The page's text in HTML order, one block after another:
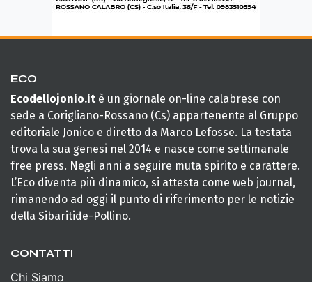
ECO
Ecodellojonio.it è un giornale on-line calabrese con
sede a Corigliano-Rossano (Cs) appartenente al Gruppo
editoriale Jonico e diretto da Marco Lefosse. La testata
trova la sua genesi nel 2014 e nasce come settimanale
free press. Negli anni a seguire muta spirito e carattere.
L’Eco diventa più dinamico, si attesta come web journal,
rimanendo ad oggi il punto di riferimento per le notizie
della Sibaritide-Pollino.
CONTATTI
Chi Siamo